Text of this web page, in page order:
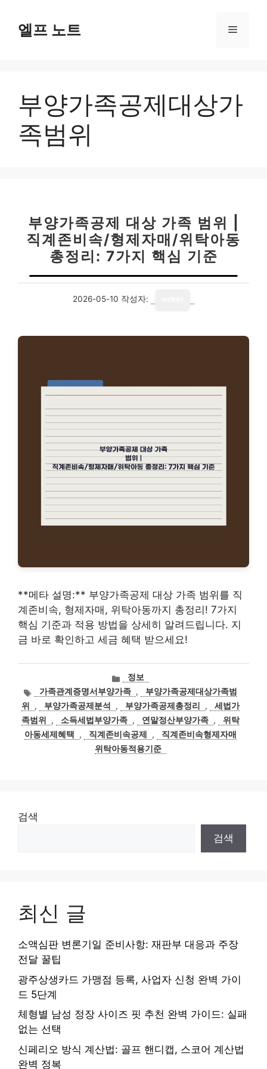
엘프 노트 메
부양가족공제대상가
족범위
부양가족공제 대상 가족 범위 |
직계존비속/형제자매/위탁아동
총정리: 7가지 핵심 기준
2026-05-10 작성자:
**메타 설명:** 부양가족공제 대상 가족 범위를 직
계존비속, 형제자매, 위탁아동까지 총정리! 7가지
핵심 기준과 적용 방법을 상세히 알려드립니다. 지
금 바로 확인하고 세금 혜택 받으세요!
카
테
고
리
정보
태가족관계증명서부양가족 ,
부양가족공제대상가족범
위
, 부양가족공제분석 , 부양가족공제총정리 ,
세법가
족범위
, 소득세법부양가족 , 연말정산부양가족 ,
위탁
아동세제혜택
, 직계존비속공제 ,
직계존비속형제자매
위탁아동적용기준
검색
검색
최신 글
소액심판 변론기일 준비사항: 재판부 대응과 주장
전달 꿀팁
광주상생카드 가맹점 등록, 사업자 신청 완벽 가이
드 5단계
체형별 남성 정장 사이즈 핏 추천 완벽 가이드: 실패
없는 선택
신페리오 방식 계산법: 골프 핸디캡, 스코어 계산법
완벽 정복